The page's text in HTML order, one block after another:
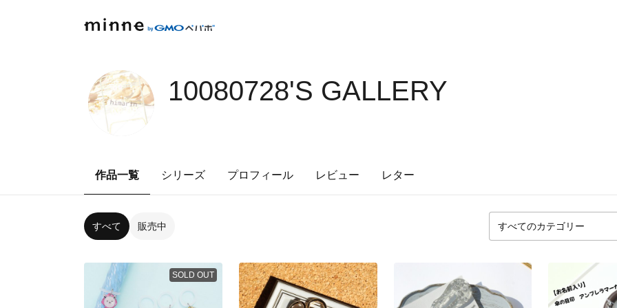
10080728'S GALLERY
作品一覧 シリーズ プロフィール レビュー レター
すべて 販売中
SOLD OUT